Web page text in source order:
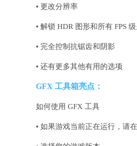
• 更改分辨率
• 解锁 HDR 图形和所有 FPS 级
• 完全控制抗锯齿和阴影
• 还有更多其他有用的选项
GFX 工具箱亮点：
如何使用 GFX 工具
• 如果游戏当前正在运行，请